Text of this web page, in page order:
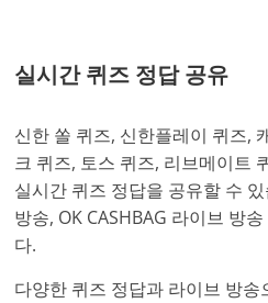
실시간 퀴즈 정답 공유
신한 쏠 퀴즈, 신한플레이 퀴즈,
크 퀴즈, 토스 퀴즈, 리브메이트
실시간 퀴즈 정답을 공유할 수
방송, OK CASHBAG 라이브 방
다.
다양한 퀴즈 정답과 라이브 방